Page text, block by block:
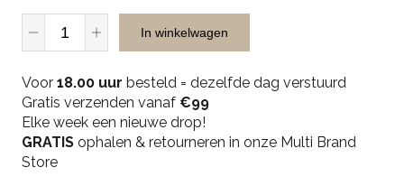
Croyez
Service
Longsleeve
-
Black/Orange
quantity
In winkelwagen
Voor 18.00 uur besteld = dezelfde dag verstuurd
Gratis verzenden vanaf €99
Elke week een nieuwe drop!
GRATIS ophalen & retourneren in onze Multi Brand
Store